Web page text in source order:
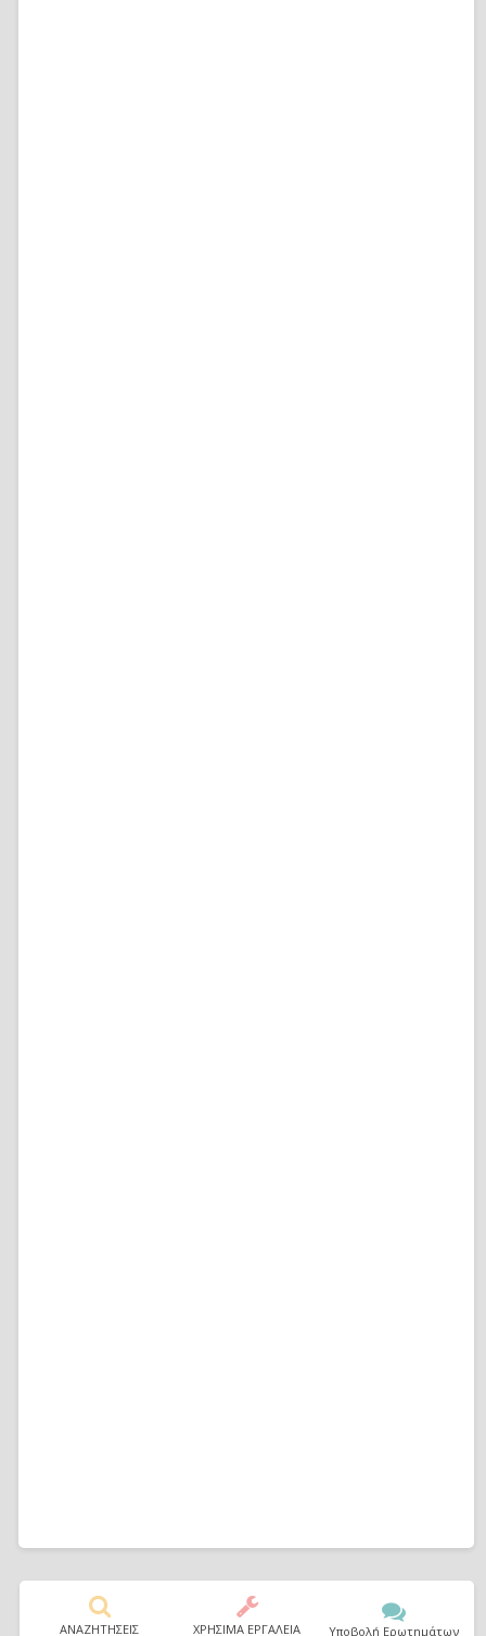
ΑΝΑΖΗΤΗΣΕΙΣ ΧΡΗΣΙΜΑ ΕΡΓΑΛΕΙΑ Υποβολή Ερωτημάτων